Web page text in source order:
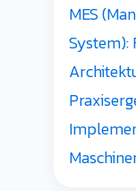
MES
System):